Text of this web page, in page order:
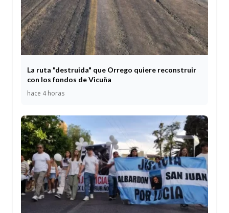
La ruta "destruida" que Orrego quiere reconstruir
con los fondos de Vicuña
hace 4 horas